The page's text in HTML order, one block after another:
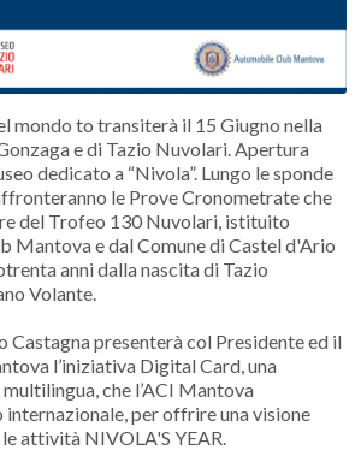
mondo to transiterà il 15 Giugno nella
e di Tazio Nuvolari. Apertura
dedicato a “Nivola”. Lungo le sponde
le Prove Cronometrate che
del Trofeo 130 Nuvolari, istituito
Mantova e dal Comune di Castel d'Ario
anni dalla nascita di Tazio
Volante.
Castagna presenterà col Presidente ed il
l’iniziativa Digital Card, una
che l’ACI Mantova
per offrire una visione
attività NIVOLA'S YEAR.